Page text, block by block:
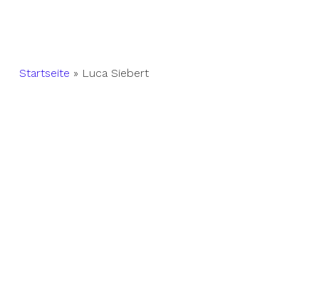
Startseite » Luca Siebert